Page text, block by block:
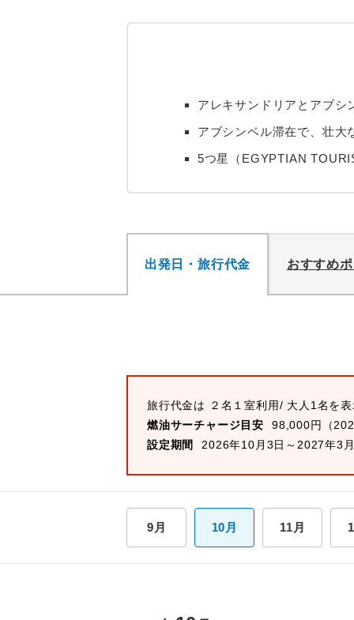
アレキサンドリアとアブシ
アブシンベル滞在で、壮大
5つ星（EGYPTIAN
出発日・旅行代金 おすすめ
旅行代金は ２名１室利用/ 大人1名を
燃油サーチャージ目安
98,000円（
設定期間
2026年10月3日～2027年3
9月 10月 11月